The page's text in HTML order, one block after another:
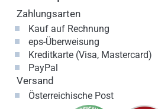
Zahlungsarten
Kauf auf Rechnung
eps-Überweisung
Kreditkarte (Visa, Mastercard)
PayPal
Versand
Österreichische Post